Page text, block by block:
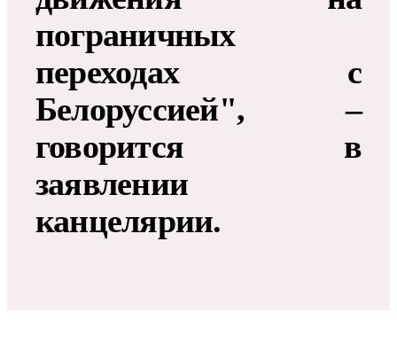
пограничных
переходах с
Белоруссией", –
говорится в
заявлении
канцелярии.